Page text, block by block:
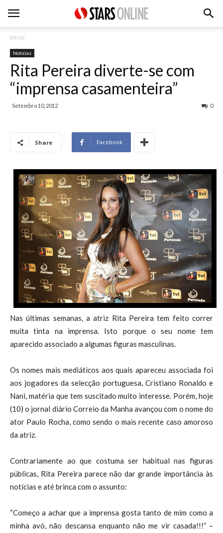
Inicio
Noticias
Rita Pereira diverte-se com
“imprensa casamenteira”
Setembro 10, 2012 0
Share Facebook
Nas últimas semanas, a atriz Rita Pereira tem feito correr
muita tinta na imprensa. Isto porque o seu nome tem
aparecido associado a algumas figuras masculinas.
Os nomes mais mediáticos aos quais apareceu associada foi
aos jogadores da selecção portuguesa, Cristiano Ronaldo e
Nani, matéria que tem suscitado muito interesse. Porém, hoje
(10) o jornal diário Correio da Manha avançou com o nome do
ator Paulo Rocha, como sendo o mais recente caso amoroso
da atriz.
Contrariamente ao que costuma ser habitual nas figuras
públicas, Rita Pereira parece não dar grande importância às
notícias e até brinca com o assunto:
“Começo a achar que a imprensa gosta tanto de mim como a
minha avó, não descansa enquanto não me vir casada!!!” –